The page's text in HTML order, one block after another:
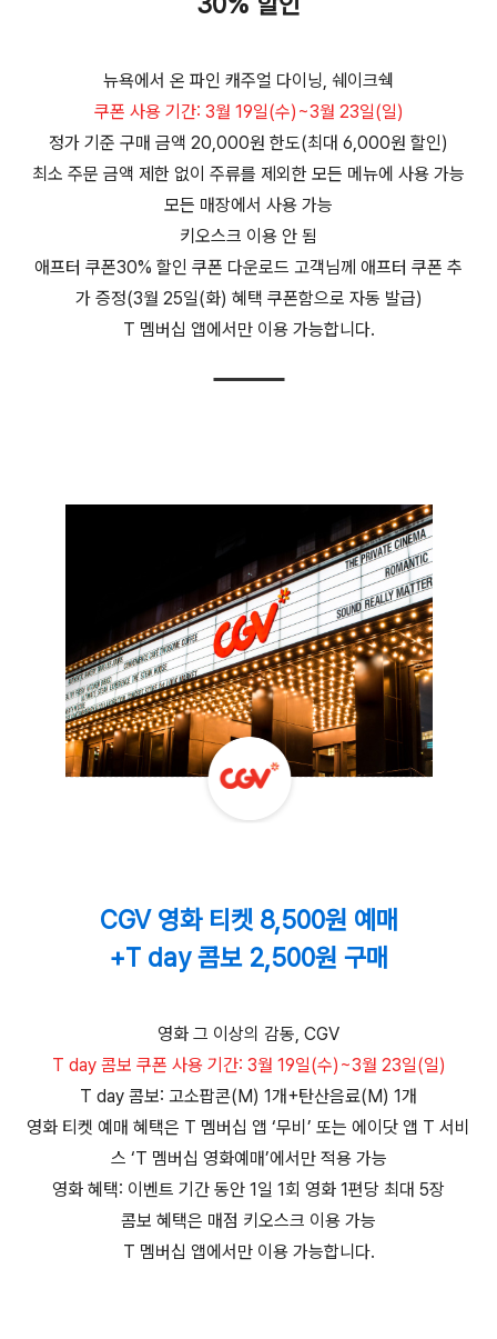
뉴욕에서 온 파인 캐주얼 다이닝, 쉐이크쉑
쿠폰 사용 기간: 3월 19일(수)~3월 23일(일)
정가 기준 구매 금액 20,000원 한도(최대 6,000원 할인)
최소 주문 금액 제한 없이 주류를 제외한 모든 메뉴에 사용 가능
모든 매장에서 사용 가능
키오스크 이용 안 됨
애프터 쿠폰30% 할인 쿠폰 다운로드 고객님께 애프터 쿠폰 추
가 증정(3월 25일(화) 혜택 쿠폰함으로 자동 발급)
T 멤버십 앱에서만 이용 가능합니다.
CGV 영화 티켓 8,500원 예매
+T day 콤보 2,500원 구매
영화 그 이상의 감동, CGV
T day 콤보 쿠폰 사용 기간: 3월 19일(수)~3월 23일(일)
T day 콤보: 고소팝콘(M) 1개+탄산음료(M) 1개
영화 티켓 예매 혜택은 T 멤버십 앱 ‘무비’ 또는 에이닷 앱 T 서비
스 ‘T 멤버십 영화예매’에서만 적용 가능
영화 혜택: 이벤트 기간 동안 1일 1회 영화 1편당 최대 5장
콤보 혜택은 매점 키오스크 이용 가능
T 멤버십 앱에서만 이용 가능합니다.